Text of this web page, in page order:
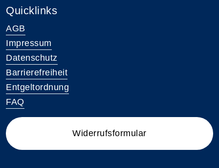
Quicklinks
AGB
Impressum
Datenschutz
Barrierefreiheit
Entgeltordnung
FAQ
Widerrufsformular